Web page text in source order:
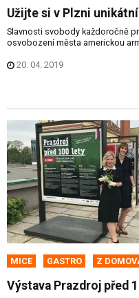
Užijte si v Plzni
Slavnosti svobody každoročně
osvobození města americkou
20. 04. 2019
MICE GASTRO Z
Výstava Prazdroj před